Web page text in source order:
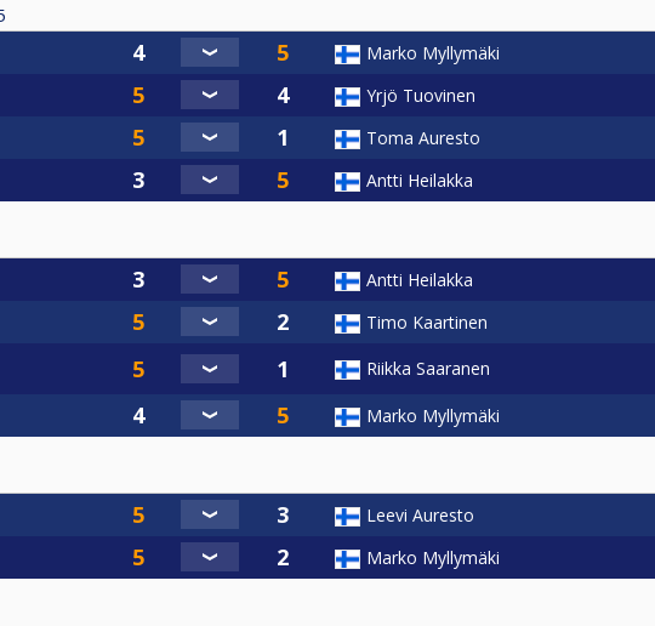
Marko Myllymäki
Yrjö Tuovinen
Toma Auresto
Antti Heilakka
Antti Heilakka
Timo Kaartinen
Riikka Saaranen
Marko Myllymäki
Leevi Auresto
Marko Myllymäki